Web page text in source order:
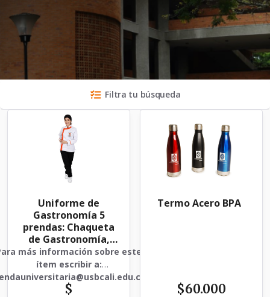
Filtra tu búsqueda
Uniforme de
Gastronomía 5
prendas: Chaqueta
de Gastronomía,
pantalón, Cofia,
delantal y Camibuso
de Gastronomía
más información sobre este
ítem escribir a:
$
Termo Acero BPA
$60.000